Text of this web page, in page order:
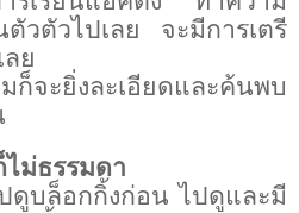
ตัวตัวไปเลย จะมีการเตรี
ย
ก็จะยิ่งละเอียดและค้นพบ
ม่ธรรมดา
ดูบล็อกกิ้งก่อน ไปดูและมี